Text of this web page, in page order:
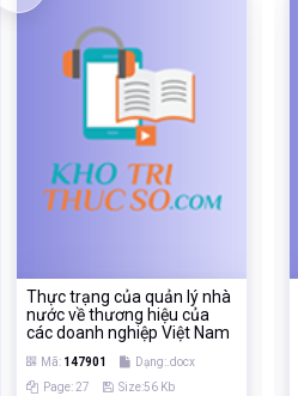
Thực trạng của quản lý nhà
nước về thương hiệu của
các doanh nghiệp Việt Nam
Mã: 147901
Dạng:.docx
Page: 27
Size:56 Kb